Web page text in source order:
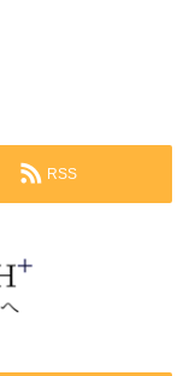
RSS